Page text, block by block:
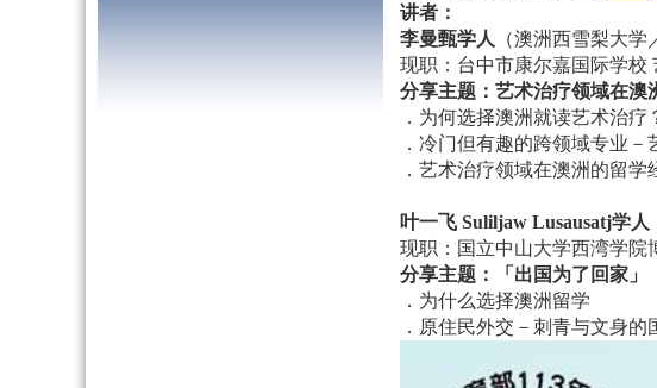
讲者：
李曼甄学人 （澳洲西雪梨大
现职：台中市康尔嘉国际学校
分享主题：艺术治疗领域在澳
．为何选择澳洲就读艺术治
．冷门但有趣的跨领域专业－
．艺术治疗领域在澳洲的留学
叶一飞 Suliljaw Lusausatj学人
现职：国立中山大学西湾学院
分享主题：「出国为了回家」
．为什么选择澳洲留学
．原住民外交－刺青与文身的